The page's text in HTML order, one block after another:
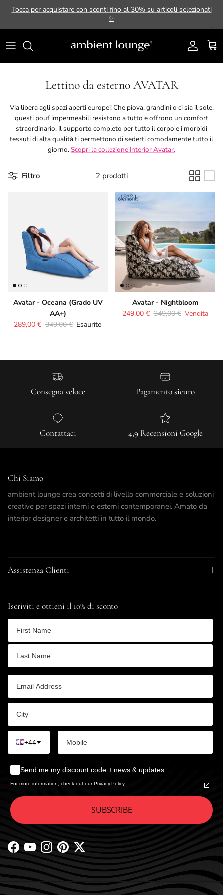
Passa ai contenuti
Tocca per acquistare con sconti fino al 30% su articoli selezionati
✨
Account
Lettino da esterno AVATAR
Via libera agli spazi aperti europei! Che piova, grandini o ci sia il sole,
questi pouf impermeabili resistono a tutto e offrono un comfort
straordinario. Il supporto completo per tutto il corpo e i morbidi
tessuti di alta qualità ti permettono di sederti comodamente tutto il
giorno.Scopri la collezione Interior Avatar.
Filtro 2 prodotti
Avatar - Oceana (Grado UV
AA+)
Prezzo di vendita
289,00 € Prezzo normale
349,00 € Esaurito
Avatar - Nightbloom
Prezzo di vendita
249,00 € Prezzo normale
349,00 € Vendita
Consegna veloce Pagamento sicuro
Contattaci 4,9 Recensioni Google
Chi Siamo
ambient lounge crea concetti di livello commerciale e soluzioni
creative per spazi interni e esterni contemporanei. Amato da
interior designer e architetti in tutto il mondo.
Assistenza Clienti
Iscriviti e ottieni il 10% di sconto
+44
Send me my discount code + news & updates
For more information, check out our Privacy Policy
SUBSCRIBE
Facebook
YouTubeInstagram
PinterestTwitter